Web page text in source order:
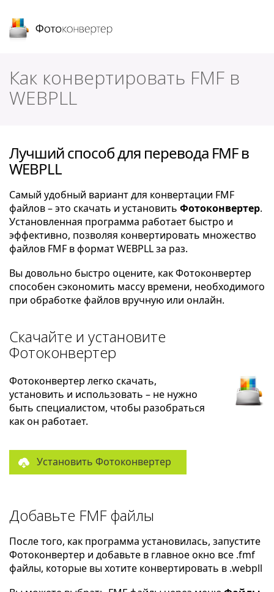
Как конвертировать FMF в
WEBPLL
Лучший способ для перевода FMF в
WEBPLL
Самый удобный вариант для конвертации FMF
файлов – это скачать и установить Фотоконвертер.
Установленная программа работает быстро и
эффективно, позволяя конвертировать множество
файлов FMF в формат WEBPLL за раз.
Вы довольно быстро оцените, как Фотоконвертер
способен сэкономить массу времени, необходимого
при обработке файлов вручную или онлайн.
Скачайте и установите
Фотоконвертер
Фотоконвертер легко скачать,
установить и использовать – не нужно
быть специалистом, чтобы разобраться
как он работает.
Установить Фотоконвертер
Добавьте FMF файлы
После того, как программа установилась, запустите
Фотоконвертер и добавьте в главное окно все .fmf
файлы, которые вы хотите конвертировать в .webpll